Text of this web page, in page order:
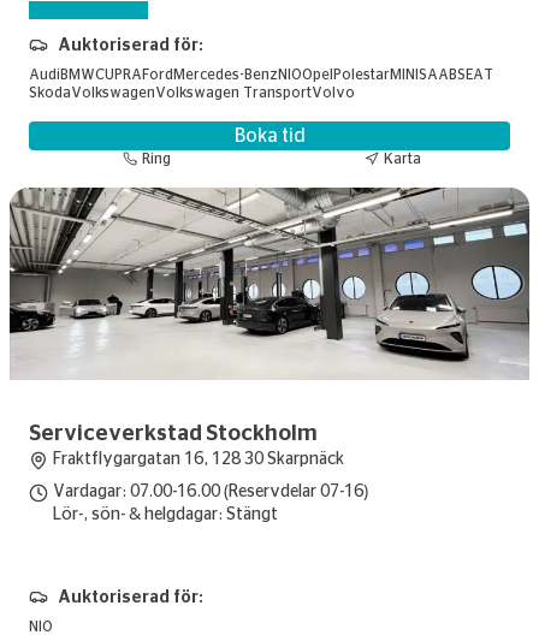
Auktoriserad för:
Audi BMWCUPRA Ford Mercedes-Benz NIOOpel PolestarMINI SAABSEAT
SkodaVolkswagenVolkswagen TransportVolvo
Boka tid
Ring Karta
Serviceverkstad Stockholm
Fraktflygargatan 16, 128 30 Skarpnäck
Vardagar: 07.00-16.00 (Reservdelar 07-16)
Lör-, sön- & helgdagar: Stängt
Auktoriserad för:
NIO